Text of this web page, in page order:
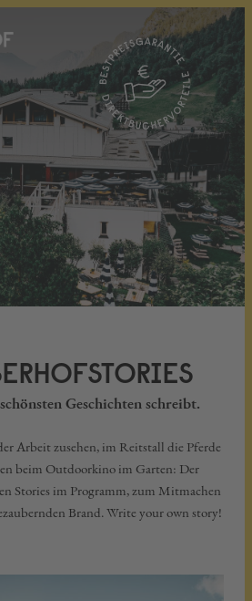
Geschichten schreibt.
Arbeit zusehen, im Reitstall die Pferde
beim Outdoorkino im Garten: Der
Stories im Programm, zum Mitmachen
Brand. Write your own story!